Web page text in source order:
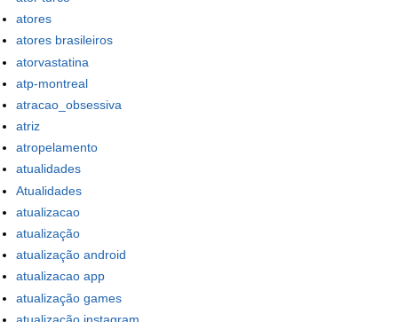
atores
atores brasileiros
atorvastatina
atp-montreal
atracao_obsessiva
atriz
atropelamento
atualidades
Atualidades
atualizacao
atualização
atualização android
atualizacao app
atualização games
atualização instagram